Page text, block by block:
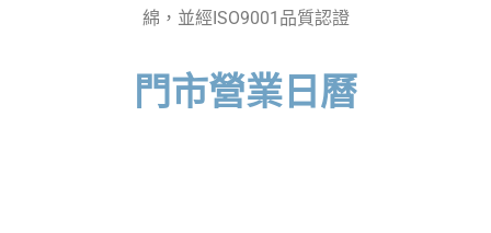
綿，並經ISO9001品質認證
門市營業日曆